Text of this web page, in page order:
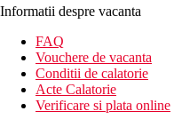
Informatii despre vacanta
FAQ
Vouchere de vacanta
Conditii de calatorie
Acte Calatorie
Verificare si plata online